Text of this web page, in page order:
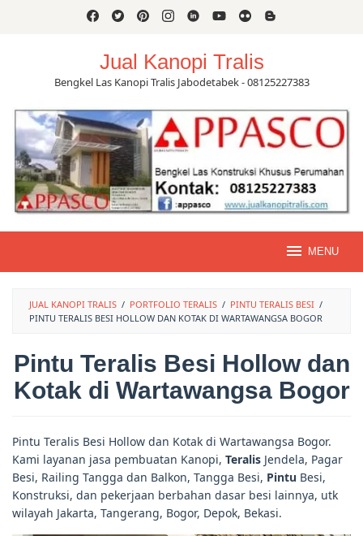
Jual Kanopi Tralis
Bengkel Las Kanopi Tralis Jabodetabek - 08125227383
MENU
JUAL KANOPI TRALIS / PORTFOLIO TERALIS / PINTU TERALIS BESI /
PINTU TERALIS BESI HOLLOW DAN KOTAK DI WARTAWANGSA BOGOR
Pintu Teralis Besi Hollow dan
Kotak di Wartawangsa Bogor
Pintu Teralis Besi Hollow dan Kotak di Wartawangsa Bogor.
Kami layanan jasa pembuatan Kanopi, Teralis Jendela, Pagar
Besi, Railing Tangga dan Balkon, Tangga Besi, Pintu Besi,
Konstruksi, dan pekerjaan berbahan dasar besi lainnya, utk
wilayah Jakarta, Tangerang, Bogor, Depok, Bekasi.